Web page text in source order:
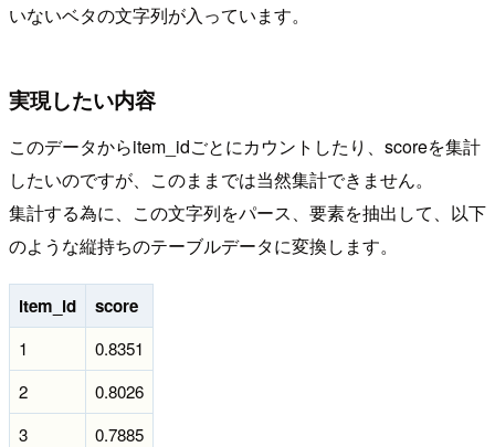
いないベタの文字列が入っています。
実現したい内容
このデータからitem_idごとにカウントしたり、scoreを集計
したいのですが、このままでは当然集計できません。
集計する為に、この文字列をパース、要素を抽出して、以下
のような縦持ちのテーブルデータに変換します。
item_id score
1
0.8351
2
0.8026
3
0.7885